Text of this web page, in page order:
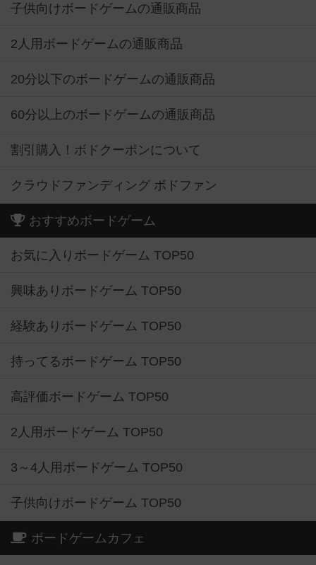
子供向けボードゲームの通販商品
2人用ボードゲームの通販商品
20分以下のボードゲームの通販商品
60分以上のボードゲームの通販商品
割引購入！ボドクーポンについて
クラウドファンディング ボドファン
おすすめボードゲーム
お気に入りボードゲーム TOP50
興味ありボードゲーム TOP50
経験ありボードゲーム TOP50
持ってるボードゲーム TOP50
高評価ボードゲーム TOP50
2人用ボードゲーム TOP50
3～4人用ボードゲーム TOP50
子供向けボードゲーム TOP50
ボードゲームカフェ